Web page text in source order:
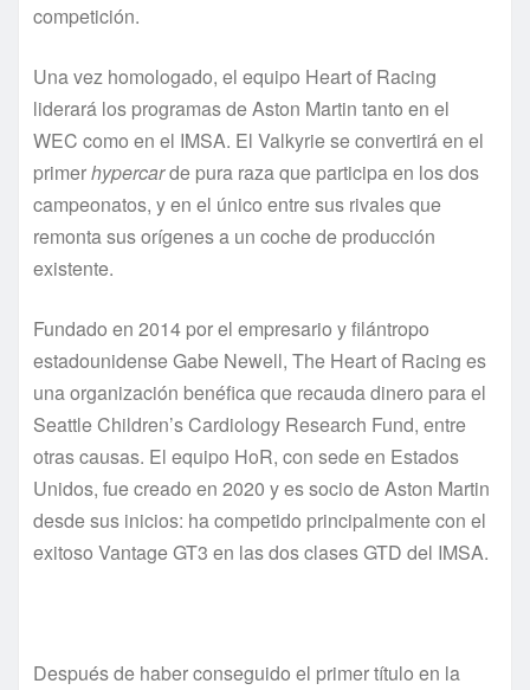
competición.
Una vez homologado, el equipo Heart of Racing
liderará los programas de Aston Martin tanto en el
WEC como en el IMSA. El Valkyrie se convertirá en el
primerhypercarde pura raza que participa en los dos
campeonatos, y en el único entre sus rivales que
remonta sus orígenes a un coche de producción
existente.
Fundado en 2014 por el empresario y filántropo
estadounidense Gabe Newell, The Heart of Racing es
una organización benéfica que recauda dinero para el
Seattle Children’s Cardiology Research Fund, entre
otras causas. El equipo HoR, con sede en Estados
Unidos, fue creado en 2020 y es socio de Aston Martin
desde sus inicios: ha competido principalmente con el
exitoso Vantage GT3 en las dos clases GTD del IMSA.
Después de haber conseguido el primer título en la